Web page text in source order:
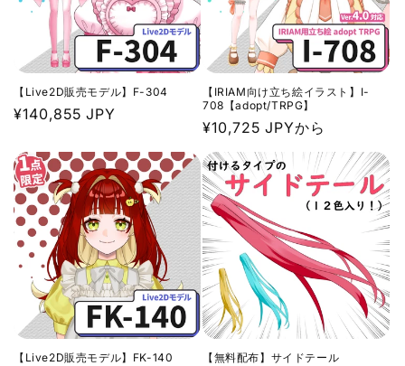
【Live2D販売モデル】F-304
通
価
格
¥140,855 JPY
【IRIAM向け立ち絵イラスト】I-
708【adopt/TRPG】
通
常
価
格
¥10,725 JPYから
【Live2D販売モデル】FK-140 【無料配布】サイドテール